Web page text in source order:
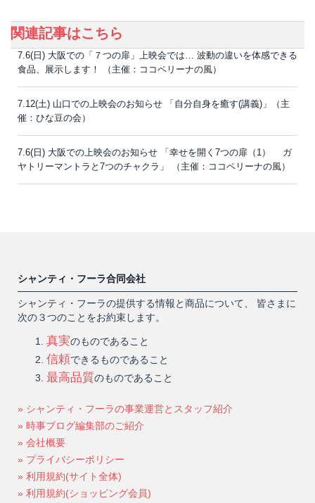
関連記事はこちら
7.6(日) 大阪での「７つの扉」上映会では… 波動の違いを体感できる
食品、展示します！ （主催：ココペリーナの風）
7.12(土) 山口での上映会のお知らせ 「自分自身を癒す(講義)」（主
催：ひな豆の会）
7.6(日) 大阪での上映会のお知らせ 「幸せを開く7つの扉（1） ガ
ヤトリーマントラと7つのチャクラ」 （主催：ココペリーナの風）
シャンティ・フーラ合同会社
シャンティ・フーラの提供する情報と商品について、 皆さまに
次の３つのことをお約束します。
真実のものであること
信頼できるものであること
最高品質のものであること
» シャンティ・フーラの事業運営とスタッフ紹介
» 時事ブログ編集部のご紹介
» 会社概要
» プライバシーポリシー
» 利用規約(サイト全体)
» 利用規約(ショッピング会員)